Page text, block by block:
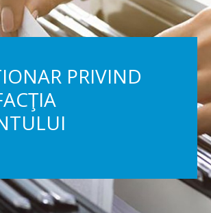
PRIVIND